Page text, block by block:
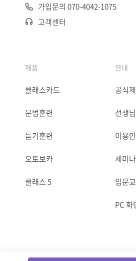
가입문의 070-4042-1075
고객센터
제품
클래스카드
문법훈련
듣기훈련
오토보카
클래스 5
안내
공식
선생
이용
세미
입문
PC 화